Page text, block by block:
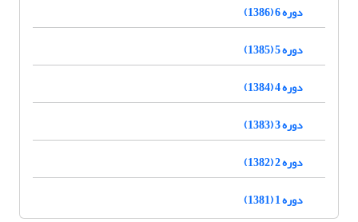
دوره 6 (1386)
دوره 5 (1385)
دوره 4 (1384)
دوره 3 (1383)
دوره 2 (1382)
دوره 1 (1381)